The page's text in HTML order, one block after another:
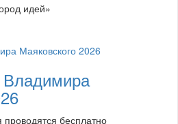
идей»
бесплатно